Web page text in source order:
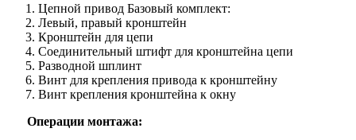
Цепной привод Базовый комплект:
Левый, правый кронштейн
Кронштейн для цепи
Соединительный штифт для кронштейна цепи
Разводной шплинт
Винт для крепления привода к кронштейну
Винт крепления кронштейна к окну
Операции монтажа: